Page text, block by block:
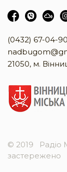
(0432) 67-04-90
21050, м.
© 2019
Радіо
застережено